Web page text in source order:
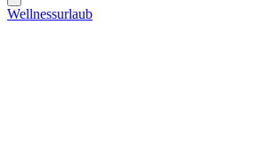
Wellnessurlaub